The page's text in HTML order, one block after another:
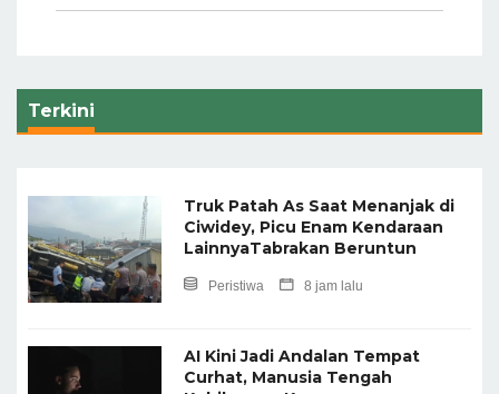
Terkini
Truk Patah As Saat Menanjak di
Ciwidey, Picu Enam Kendaraan
LainnyaTabrakan Beruntun
Peristiwa 8 jam lalu
AI Kini Jadi Andalan Tempat
Curhat, Manusia Tengah